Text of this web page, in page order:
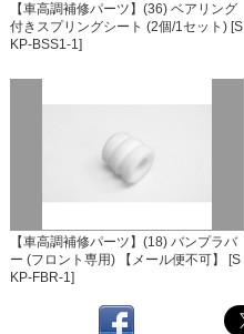
【車高調補修パーツ】(36) ベアリング
付きスプリングシート (2個/1セット) [S
KP-BSS1-1]
【車高調補修パーツ】(18) バンプラバ
ー (フロント専用) 【メール便不可】 [S
KP-FBR-1]